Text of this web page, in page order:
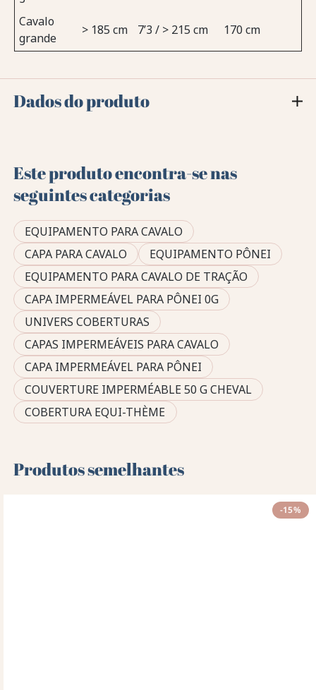
Cavalo
grande
> 185 cm 7’3 / > 215 cm 170 cm
Dados do produto
Este produto encontra-se nas
seguintes categorias
EQUIPAMENTO PARA CAVALO
CAPA PARA CAVALO
EQUIPAMENTO PÔNEI
EQUIPAMENTO PARA CAVALO DE TRAÇÃO
CAPA IMPERMEÁVEL PARA PÔNEI 0G
UNIVERS COBERTURAS
CAPAS IMPERMEÁVEIS PARA CAVALO
CAPA IMPERMEÁVEL PARA PÔNEI
COUVERTURE IMPERMÉABLE 50 G CHEVAL
COBERTURA EQUI-THÈME
Produtos semelhantes
-15%